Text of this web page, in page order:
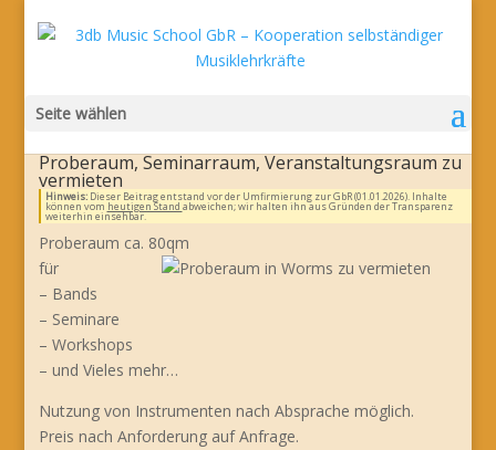
Seite wählen
Proberaum, Seminarraum, Veranstaltungsraum zu
vermieten
Hinweis:Dieser Beitrag entstand vor der Umfirmierung zur GbR (01.01.2026). Inhalte
können vom heutigen Stand abweichen; wir halten ihn aus Gründen der Transparenz
weiterhin einsehbar.
Proberaum ca. 80qm
für
– Bands
– Seminare
– Workshops
– und Vieles mehr…
Nutzung von Instrumenten nach Absprache möglich.
Preis nach Anforderung auf Anfrage.